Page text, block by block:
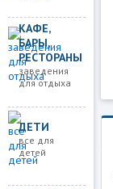
КАФЕ,
БАРЫ,
РЕСТОРАНЫ
заведения
для отдыха
ДЕТИ
все для
детей